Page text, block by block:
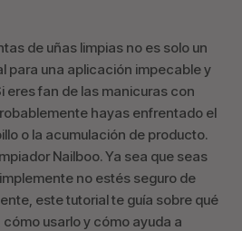
de uñas limpias no es solo un
para una aplicación impecable y
eres fan de las manicuras con
hayas enfrentado el
o la acumulación de producto.
Nailboo. Ya sea que seas
no estés seguro de
este tutorial te guía sobre qué
usarlo y cómo ayuda a